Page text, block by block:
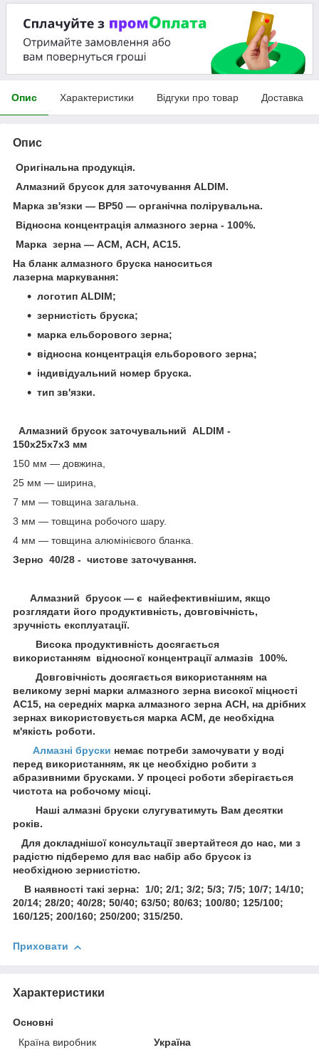
Опис Характеристики Відгуки про товар Доставка
Опис
Оригінальна продукція.
Алмазний брусок для заточування ALDIM.
Марка зв'язки — ВР50 — органічна полірувальна.
Відносна концентрація алмазного зерна - 100%.
Марка зерна — АСМ, АСН, АС15.
На бланк алмазного бруска наноситься
лазерна маркування:
логотип ALDIM;
зернистість бруска;
марка ельборового зерна;
відносна концентрація ельборового зерна;
індивідуальний номер бруска.
тип зв'язки.
Алмазний брусок заточувальний ALDIM -
150х25х7х3 мм
150 мм — довжина,
25 мм — ширина,
7 мм — товщина загальна.
3 мм — товщина робочого шару.
4 мм — товщина алюмінієвого бланка.
Зерно 40/28 - чистове заточування.
Алмазний брусок — є найефективнішим, якщо
розглядати його продуктивність, довговічність,
зручність експлуатації.
Висока продуктивність досягається
використанням відносної концентрації алмазів 100%.
Довговічність досягається використанням на
великому зерні марки алмазного зерна високої міцності
АС15, на середніх марка алмазного зерна АСН, на дрібних
зернах використовується марка ACM, де необхідна
м'якість роботи.
Алмазні бруски немає потреби замочувати у воді
перед використанням, як це необхідно робити з
абразивними брусками. У процесі роботи зберігається
чистота на робочому місці.
Наші алмазні бруски слугуватимуть Вам десятки
років.
Для докладнішої консультації звертайтеся до нас, ми з
радістю підберемо для вас набір або брусок із
необхідною зернистістю.
В наявності такі зерна: 1/0; 2/1; 3/2; 5/3; 7/5; 10/7; 14/10;
20/14; 28/20; 40/28; 50/40; 63/50; 80/63; 100/80; 125/100;
160/125; 200/160; 250/200; 315/250.
Приховати
Характеристики
Основні
Країна виробник
Україна